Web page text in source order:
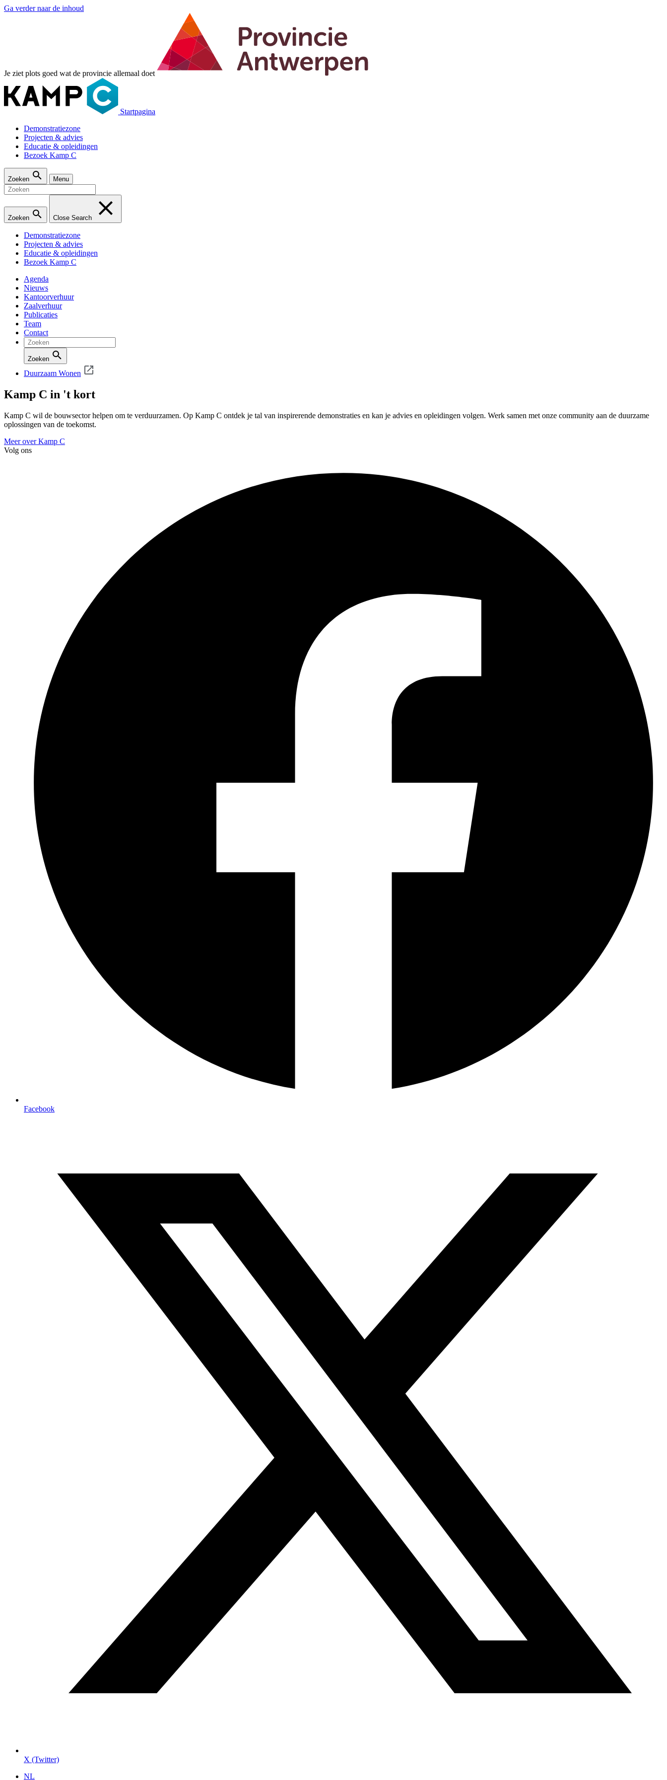
Ga verder naar de inhoud
Je ziet plots goed wat de provincie allemaal doet
Startpagina
Demonstratiezone
Projecten & advies
Educatie & opleidingen
Bezoek Kamp C
Zoeken Menu
Zoeken Close Search
Demonstratiezone
Projecten & advies
Educatie & opleidingen
Bezoek Kamp C
Agenda
Nieuws
Kantoorverhuur
Zaalverhuur
Publicaties
Team
Contact
Zoeken
Duurzaam Wonen
Kamp C in 't kort
Kamp C wil de bouwsector helpen om te verduurzamen. Op Kamp C ontdek je tal van inspirerende demonstraties en kan je advies en opleidingen volgen. Werk samen met onze community aan de duurzame
oplossingen van de toekomst.
Meer over Kamp C
Volg ons
Facebook
X (Twitter)
NL